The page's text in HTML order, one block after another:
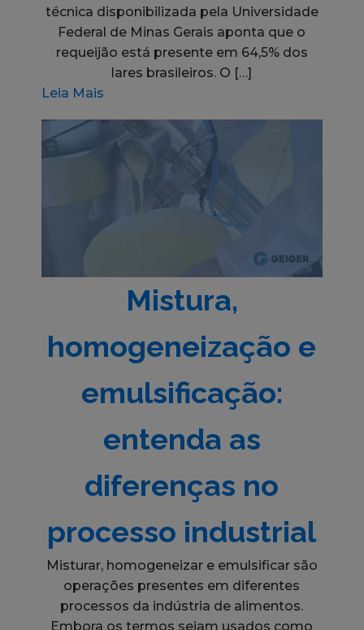
técnica disponibilizada pela Universidade
Federal de Minas Gerais aponta que o
requeijão está presente em 64,5% dos
lares brasileiros. O […]
Leia Mais
Mistura,
homogeneização e
emulsificação:
entenda as
diferenças no
processo industrial
Misturar, homogeneizar e emulsificar são
operações presentes em diferentes
processos da indústria de alimentos.
Embora os termos sejam usados como